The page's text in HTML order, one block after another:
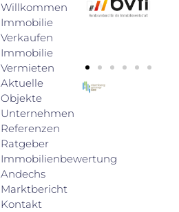
Willkommen
Immobilie
Verkaufen
Immobilie
Vermieten
Aktuelle
Objekte
Unternehmen
Referenzen
Ratgeber
Immobilienbewertung
Andechs
Marktbericht
Kontakt